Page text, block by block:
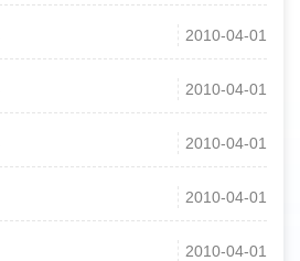
2010-04-01
2010-04-01
2010-04-01
2010-04-01
2010-04-01